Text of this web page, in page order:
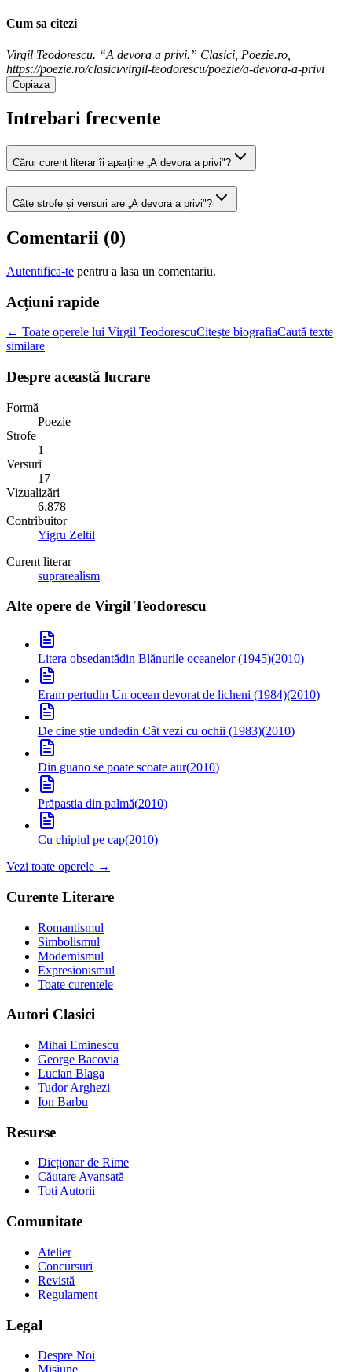
Cum sa citezi
Virgil Teodorescu. “A devora a privi.” Clasici, Poezie.ro,
https://poezie.ro/clasici/virgil-teodorescu/poezie/a-devora-a-privi
Copiaza
Intrebari frecvente
Cărui curent literar îi aparține „A devora a privi"?
Câte strofe și versuri are „A devora a privi"?
Comentarii (0)
Autentifica-te pentru a lasa un comentariu.
Acțiuni rapide
← Toate operele lui Virgil TeodorescuCitește biografiaCaută texte
similare
Despre această lucrare
Formă
Poezie
Strofe
1
Versuri
17
Vizualizări
6.878
Contribuitor
Yigru Zeltil
Curent literar
suprarealism
Alte opere de Virgil Teodorescu
Litera obsedantădin Blănurile oceanelor (1945)(2010)
Eram pertudin Un ocean devorat de licheni (1984)(2010)
De cine știe undedin Cât vezi cu ochii (1983)(2010)
Din guano se poate scoate aur(2010)
Prăpastia din palmă(2010)
Cu chipiul pe cap(2010)
Vezi toate operele →
Curente Literare
Romantismul
Simbolismul
Modernismul
Expresionismul
Toate curentele
Autori Clasici
Mihai Eminescu
George Bacovia
Lucian Blaga
Tudor Arghezi
Ion Barbu
Resurse
Dicționar de Rime
Căutare Avansată
Toți Autorii
Comunitate
Atelier
Concursuri
Revistă
Regulament
Legal
Despre Noi